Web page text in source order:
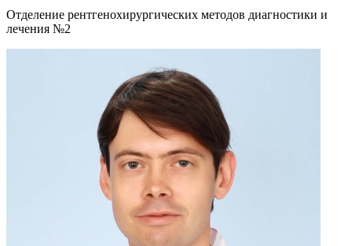
Отделение рентгенохирургических методов диагностики и
лечения №2